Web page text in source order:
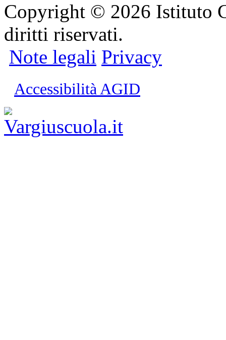
Copyright © 2026 Istituto
diritti riservati.
Note legali Privacy
Accessibilità AGID